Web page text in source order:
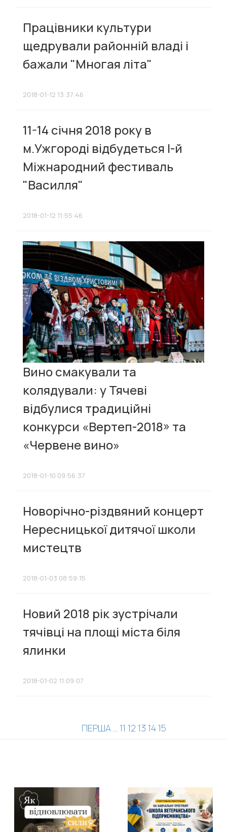
Працівники культури
щедрували районній владі і
бажали "Многая літа"
2018-01-12 13:37:46
11-14 січня 2018 року в
м.Ужгороді відбудеться І-й
Міжнародний фестиваль
"Василля"
2018-01-12 11:55:46
Вино смакували та
колядували: у Тячеві
відбулися традиційні
конкурси «Вертеп-2018» та
«Червене вино»
2018-01-10 09:56:37
Новорічно-різдвяний концерт
Нересницької дитячої школи
мистецтв
2018-01-03 08:59:15
Новий 2018 рік зустрічали
тячівці на площі міста біля
ялинки
2018-01-02 11:09:07
ПЕРША 11 12 13 1415